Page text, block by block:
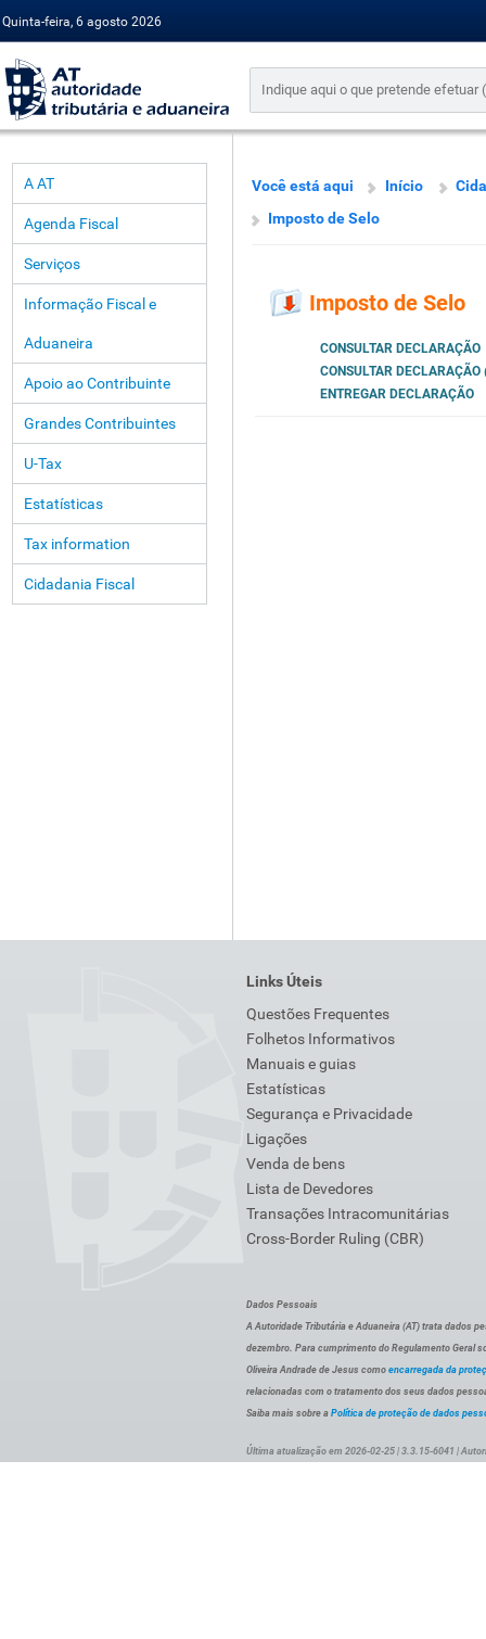
Quinta-feira, 6 agosto 2026
A AT
Agenda Fiscal
Serviços
Informação Fiscal e
Aduaneira
Apoio ao Contribuinte
Grandes Contribuintes
U-Tax
Estatísticas
Tax information
Cidadania Fiscal
Você está aqui Início
Imposto de Selo
Imposto de Selo
CONSULTAR DECLARAÇÃO
CONSULTAR DECLARAÇÃO
ENTREGAR DECLARAÇÃO
Links Úteis
Questões Frequentes
Folhetos Informativos
Manuais e guias
Estatísticas
Segurança e Privacidade
Ligações
Venda de bens
Lista de Devedores
Transações Intracomunitárias
Cross-Border Ruling (CBR)
Dados Pessoais
A Autoridade Tributária e Aduaneira (AT) trata dados
dezembro. Para cumprimento do Regulamento Geral
Oliveira Andrade de Jesus como encarregada da
relacionadas com o tratamento dos seus dados
Saiba mais sobre a Política de proteção de dados
Última atualização em 2026-02-25 | 3.3.15-6041 |